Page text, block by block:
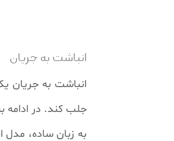
انباشت به جریان
انباشت به جریان
جلب کند. در ادامه